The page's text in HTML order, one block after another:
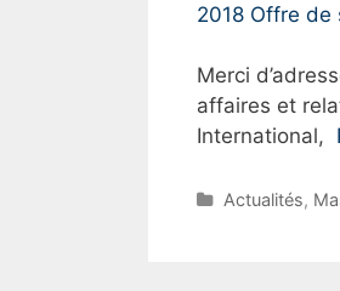
2018 Offre de
Merci
affaires et
International,
C
Actualités,